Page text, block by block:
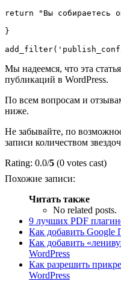
return "Вы собираетесь
}
Мы надеемся, что эта
публикаций в WordPress.
По всем вопросам и
ниже.
Не забывайте, по
записи количеством
Rating: 0.0/5 (0 votes cast)
Похожие записи:
Читать также
No related posts.
9 лучших PDF
Как добавить Google
Как добавить
WordPress
Как разрешить
WordPress